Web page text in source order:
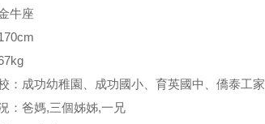
牛座
：成功幼稚園、成功國小、育英國中、僑泰工家
：爸媽,三個姊姊,一兄